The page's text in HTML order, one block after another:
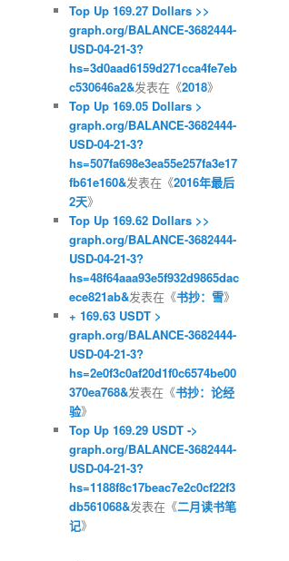
Top Up 169.27 Dollars >>
graph.org/BALANCE-3682444-
USD-04-21-3?
hs=3d0aad6159d271cca4fe7eb
c530646a2&发表在《2018》
Top Up 169.05 Dollars >
graph.org/BALANCE-3682444-
USD-04-21-3?
hs=507fa698e3ea55e257fa3e17
fb61e160&发表在《2016年最后
2天》
Top Up 169.62 Dollars >>
graph.org/BALANCE-3682444-
USD-04-21-3?
hs=48f64aaa93e5f932d9865dac
ece821ab&发表在《书抄：雪》
+ 169.63 USDT >
graph.org/BALANCE-3682444-
USD-04-21-3?
hs=2e0f3c0af20d1f0c6574be00
370ea768&发表在《书抄：论经
验》
Top Up 169.29 USDT ->
graph.org/BALANCE-3682444-
USD-04-21-3?
hs=1188f8c17beac7e2c0cf22f3
db561068&发表在《二月读书笔
记》